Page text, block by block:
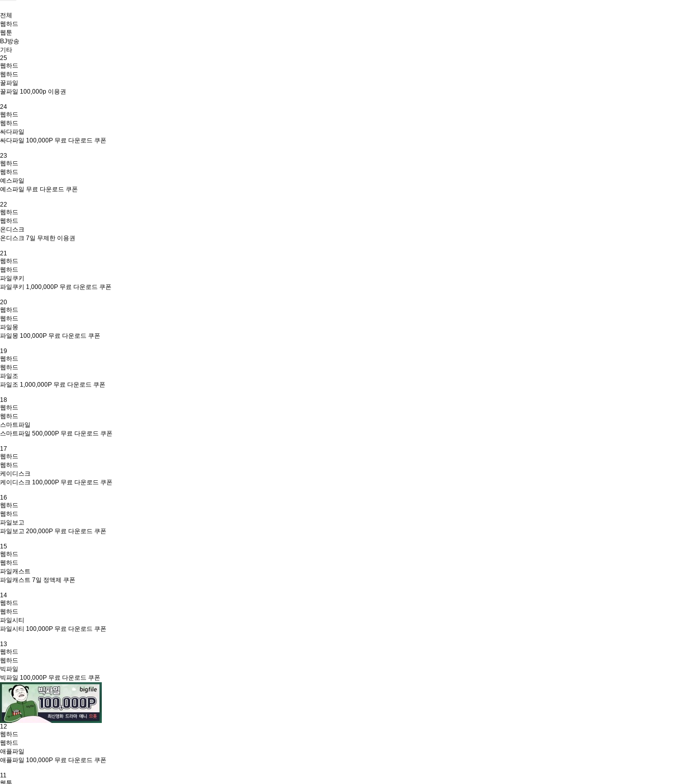
전체
웹하드
웹툰
BJ방송
기타
25
웹하드
웹하드
꿀파일
꿀파일 100,000p 이용권
24
웹하드
웹하드
싸다파일
싸다파일 100,000P 무료 다운로드 쿠폰
23
웹하드
웹하드
예스파일
예스파일 무료 다운로드 쿠폰
22
웹하드
웹하드
온디스크
온디스크 7일 무제한 이용권
21
웹하드
웹하드
파일쿠키
파일쿠키 1,000,000P 무료 다운로드 쿠폰
20
웹하드
웹하드
파일몽
파일몽 100,000P 무료 다운로드 쿠폰
19
웹하드
웹하드
파일조
파일조 1,000,000P 무료 다운로드 쿠폰
18
웹하드
웹하드
스마트파일
스마트파일 500,000P 무료 다운로드 쿠폰
17
웹하드
웹하드
케이디스크
케이디스크 100,000P 무료 다운로드 쿠폰
16
웹하드
웹하드
파일보고
파일보고 200,000P 무료 다운로드 쿠폰
15
웹하드
웹하드
파일캐스트
파일캐스트 7일 정액제 쿠폰
14
웹하드
웹하드
파일시티
파일시티 100,000P 무료 다운로드 쿠폰
13
웹하드
웹하드
빅파일
빅파일 100,000P 무료 다운로드 쿠폰
12
웹하드
웹하드
애플파일
애플파일 100,000P 무료 다운로드 쿠폰
11